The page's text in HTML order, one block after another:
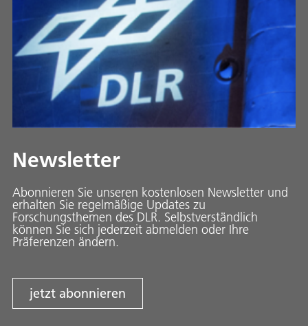
Newsletter
Abonnieren Sie unseren kostenlosen Newsletter und
erhalten Sie regelmäßige Updates zu
Forschungsthemen des DLR. Selbstverständlich
können Sie sich jederzeit abmelden oder Ihre
Präferenzen ändern.
jetzt abonnieren